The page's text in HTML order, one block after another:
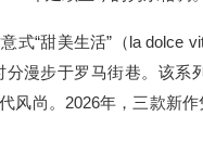
式“甜美生活”（la dolce
漫步于罗马街巷。该系
风尚。2026年，三款新